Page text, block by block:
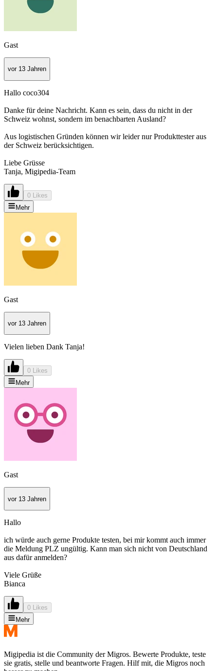
Gast
vor 13 Jahren
Hallo coco304
Danke für deine Nachricht. Kann es sein, dass du nicht in der
Schweiz wohnst, sondern im benachbarten Ausland?
Aus logistischen Gründen können wir leider nur Produkttester aus
der Schweiz berücksichtigen.
Liebe Grüsse
Tanja, Migipedia-Team
0 Likes
Mehr
Gast
vor 13 Jahren
Vielen lieben Dank Tanja!
0 Likes
Mehr
Gast
vor 13 Jahren
Hallo
ich würde auch gerne Produkte testen, bei mir kommt auch immer
die Meldung PLZ ungültig. Kann man sich nicht von Deutschland
aus dafür anmelden?
Viele Grüße
Bianca
0 Likes
Mehr
Migipedia ist die Community der Migros. Bewerte Produkte, teste
sie gratis, stelle und beantworte Fragen. Hilf mit, die Migros noch